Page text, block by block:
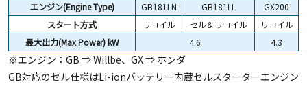
エンジン(Engine Type)
GB181LN GB181LL
GX200
スタート方式
リコイル セル＆リコイル
リコイル
最大出力(Max Power) kW
4.6 4.3
※エンジン：GB ⇒ Willbe、GX ⇒ ホンダ
GB対応のセル仕様はLi-ionバッテリー内蔵セルスターターエンジン